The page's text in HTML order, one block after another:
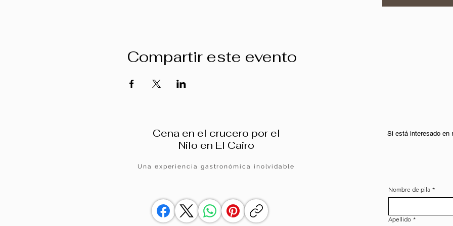
Compartir este evento
Cena en el crucero por el
Nilo en El Cairo
Una experiencia gastronómica inolvidable
Si está interesado en
Nombre de pila *
Apellido *